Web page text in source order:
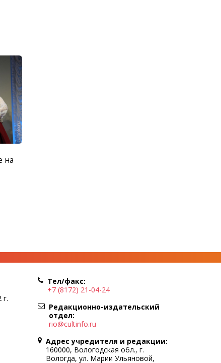
на
Тел/факс:
+7 (8172) 21-04-24
Редакционно-издательский
отдел:
rio@cultinfo.ru
Адрес учредителя и редакции:
160000, Вологодская обл., г.
Вологда, ул. Марии Ульяновой,